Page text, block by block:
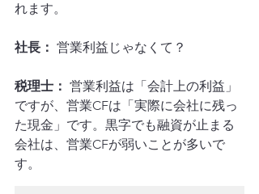
れます。
社長： 営業利益じゃなくて？
税理士： 営業利益は「会計上の利益」
ですが、営業CFは「実際に会社に残っ
た現金」です。黒字でも融資が止まる
会社は、営業CFが弱いことが多いで
す。